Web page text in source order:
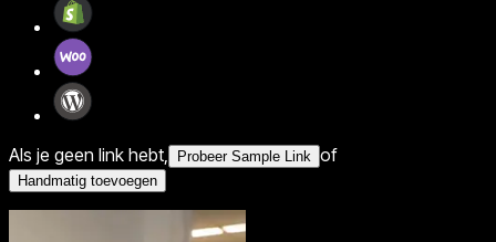
Als je geen link hebt, Probeer Sample Link of
Handmatig toevoegen